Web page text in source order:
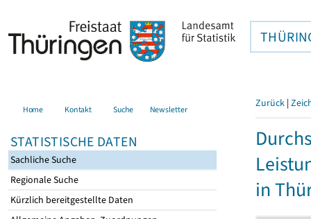
Home Kontakt Suche Newsletter
STATISTISCHE DATEN
Sachliche Suche
Regionale Suche
Kürzlich bereitgestellte Daten
Zurück |
in